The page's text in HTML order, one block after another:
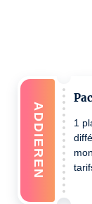
1
ADDIEREN